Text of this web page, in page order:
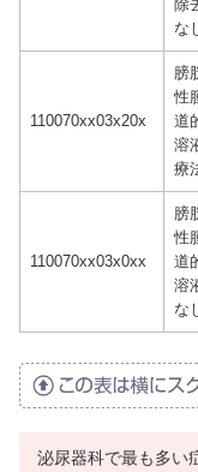
除
な
110070xx03x20x
膀
性
道
溶
療
110070xx03x0xx
膀
性
道
溶
な
泌尿器科で最も多い